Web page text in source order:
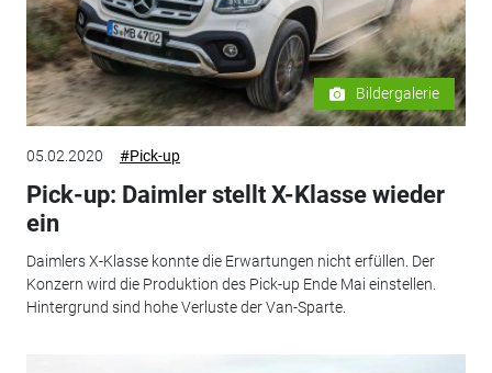
Bildergalerie
05.02.2020 #Pick-up
Pick-up: Daimler stellt X-Klasse wieder
ein
Daimlers X-Klasse konnte die Erwartungen nicht erfüllen. Der
Konzern wird die Produktion des Pick-up Ende Mai einstellen.
Hintergrund sind hohe Verluste der Van-Sparte.